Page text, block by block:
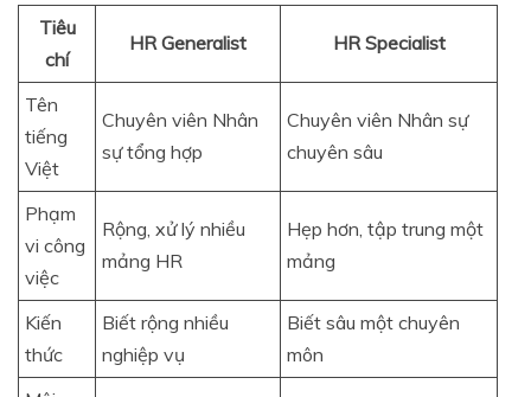
Tiêu
chí
HR Generalist HR Specialist
Tên
tiếng
Việt
Chuyên viên Nhân
sự tổng hợp
Chuyên viên Nhân sự
chuyên sâu
Phạm
vi công
việc
Rộng, xử lý nhiều
mảng HR
Hẹp hơn, tập trung một
mảng
Kiến
thức
Biết rộng nhiều
nghiệp vụ
Biết sâu một chuyên
môn